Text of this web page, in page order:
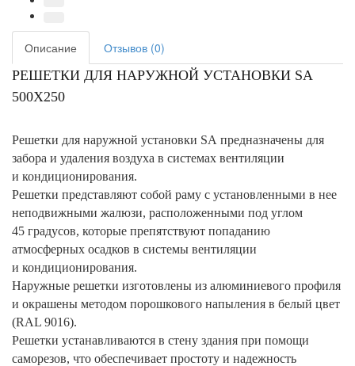
Описание
Отзывов (0)
РЕШЕТКИ ДЛЯ НАРУЖНОЙ УСТАНОВКИ SA
500X250
Решетки для наружной установки SA предназначены для
забора и удаления воздуха в системах вентиляции
и кондиционирования.
Решетки представляют собой раму с установленными в нее
неподвижными жалюзи, расположенными под углом
45 градусов, которые препятствуют попаданию
атмосферных осадков в системы вентиляции
и кондиционирования.
Наружные решетки изготовлены из алюминиевого профиля
и окрашены методом порошкового напыления в белый цвет
(RAL 9016).
Решетки устанавливаются в стену здания при помощи
саморезов, что обеспечивает простоту и надежность